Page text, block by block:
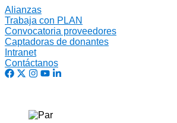
Alianzas
Trabaja con PLAN
Convocatoria proveedores
Captadoras de donantes
Intranet
Contáctanos